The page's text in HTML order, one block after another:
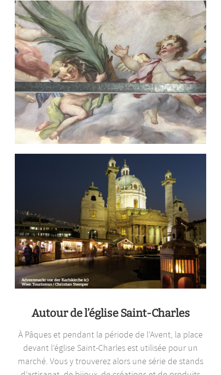
Autour de l’église Saint-Charles
À Pâques et pendant la période de l’Avent, la place
devant l’église Saint-Charles est utilisée pour un
marché. Vous y trouverez alors une série de stands